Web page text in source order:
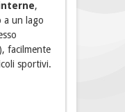
,
a un lago
facilmente
sportivi.